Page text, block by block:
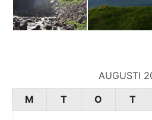
AUGUSTI
M
T O T